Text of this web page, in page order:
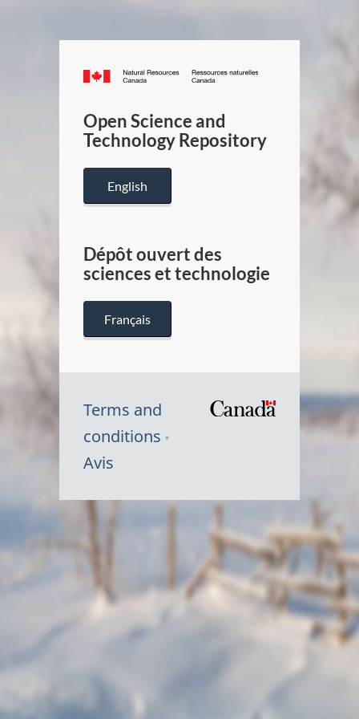
Canada.ca
/
Canada
Open Science and
Technology Repository
English
Dépôt ouvert des
sciences et technologie
Français
Terms and
conditions
Avis
Symbole
Canada